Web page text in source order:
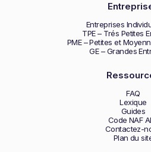
Entreprises
TPE – Trés Petites
PME – Petites et
GE – Grandes
FAQ
Lexique
Guides
Code NAF
Contactez-
Plan du